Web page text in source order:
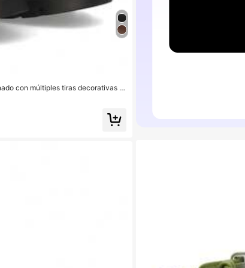
con múltiples tiras decorativas c